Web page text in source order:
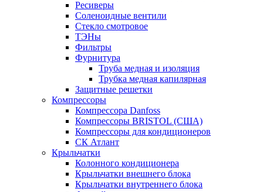
Ресиверы
Соленоидные вентили
Стекло смотровое
ТЭНы
Фильтры
Фурнитура
Труба медная и изоляция
Трубка медная капилярная
Защитные решетки
Компрессоры
Компрессора Danfoss
Компрессоры BRISTOL (США)
Компрессоры для кондиционеров
СК Атлант
Крыльчатки
Колонного кондиционера
Крыльчатки внешнего блока
Крыльчатки внутреннего блока